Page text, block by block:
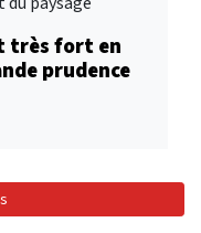
très fort en
prudence